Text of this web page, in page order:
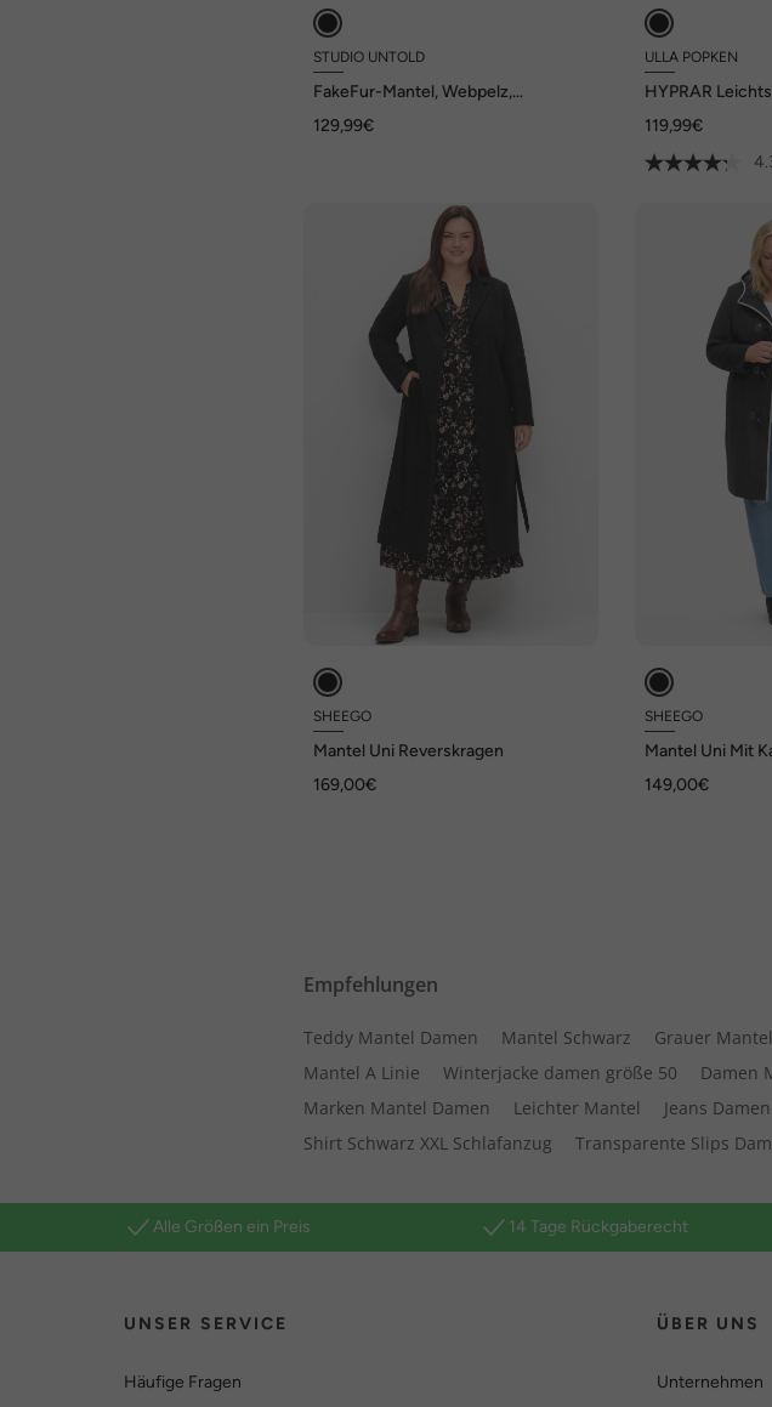
STUDIO UNTOLD
FakeFur-Mantel, Webpelz,
129,99€
ULLA POPKEN
HYPRAR
119,99€
SHEEGO
Mantel Uni Reverskragen
169,00€
SHEEGO
Mantel Uni Mit
149,00€
Empfehlungen
Teddy Mantel Damen Mantel Schwarz Grauer
Mantel A Linie
Winterjacke damen größe 50 Damen
Marken Mantel Damen
Leichter Mantel Jeans
Shirt Schwarz XXL Schlafanzug
Transparente Slips
Alle Größen ein Preis 14 Tage Rückgaberecht
UNSER SERVICE
Häufige Fragen
ÜBER UNS
Unternehmen